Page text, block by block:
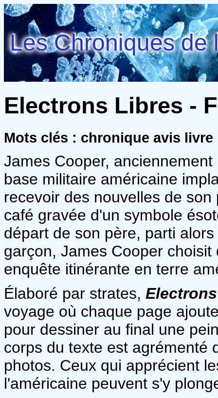
Les Chroniques de
Electrons Libres -
Mots clés : chronique avis livre
James Cooper,
base militaire américaine
recevoir des nouvelles de
café gravée d'un symbole
départ de son père, parti
garçon, James Cooper
enquête itinérante en terre
Élaboré par strates,
voyage où chaque page
pour dessiner au final une
corps du texte est agrémenté
photos. Ceux qui apprécient
l'américaine peuvent s'y